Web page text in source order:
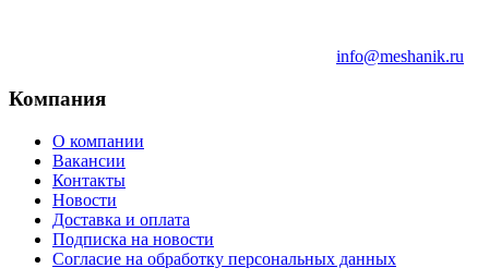
info@meshanik.ru
Компания
О компании
Вакансии
Контакты
Новости
Доставка и оплата
Подписка на новости
Согласие на обработку персональных данных